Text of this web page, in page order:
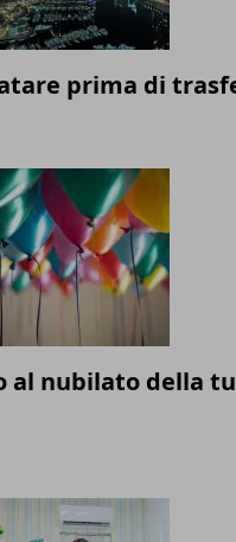
prima di
al nubilato della